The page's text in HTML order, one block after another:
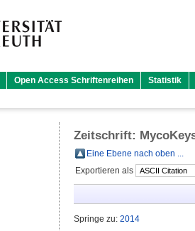
Open Access Schriftenreihen Statistik
Zeitschrift:
Eine Ebene nach oben ...
Exportieren als
Springe zu: 2014